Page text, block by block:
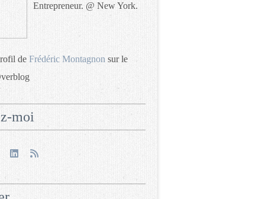
Entrepreneur. @ New York.
de Frédéric Montagnon sur le
moi